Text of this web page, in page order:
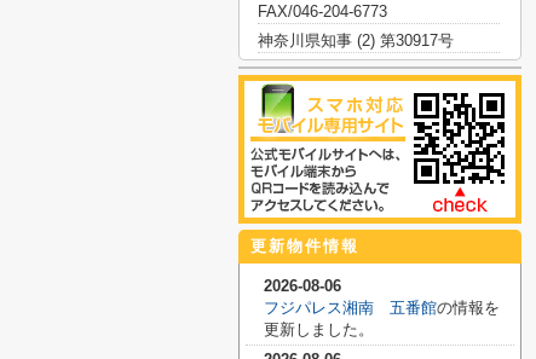
FAX/046-204-6773
神奈川県知事 (2) 第30917号
更新物件情報
2026-08-06
フジパレス湘南 五番館の情報を
更新しました。